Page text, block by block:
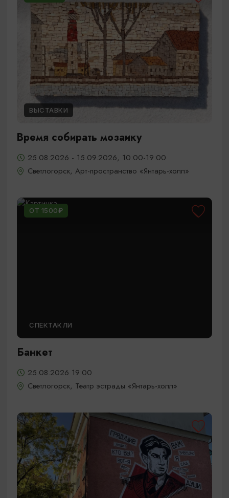
ВЫСТАВКИ
Время собирать мозаику
25.08.2026 - 15.09.2026, 10:00-19:00
Светлогорск, Арт-пространство «Янтарь-холл»
ОТ 1500₽
СПЕКТАКЛИ
Банкет
25.08.2026 19:00
Светлогорск, Театр эстрады «Янтарь-холл»